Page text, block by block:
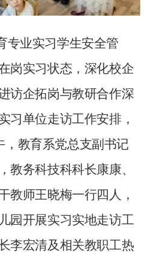
专业实习学生安全管
岗实习状态，深化校企
访企拓岗与教研合作深
习单位走访工作安排，
，教育系党总支副书记
教务科技科科长康康、
教师王晓梅一行四人，
园开展实习实地走访工
李宏清及相关教职工热